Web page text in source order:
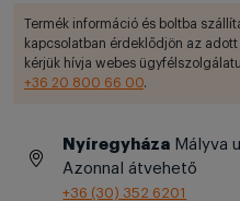
Termék információ és boltba
kapcsolatban érdeklődjön az
kérjük hívja webes
+36 20 800 66 00.
Nyíregyháza Mályva
Azonnal átvehető
+36 (30) 352 6201